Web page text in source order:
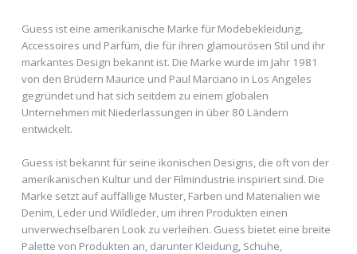
Guess ist eine amerikanische Marke für Modebekleidung,
Accessoires und Parfüm, die für ihren glamourösen Stil und ihr
markantes Design bekannt ist. Die Marke wurde im Jahr 1981
von den Brüdern Maurice und Paul Marciano in Los Angeles
gegründet und hat sich seitdem zu einem globalen
Unternehmen mit Niederlassungen in über 80 Ländern
entwickelt.
Guess ist bekannt für seine ikonischen Designs, die oft von der
amerikanischen Kultur und der Filmindustrie inspiriert sind. Die
Marke setzt auf auffällige Muster, Farben und Materialien wie
Denim, Leder und Wildleder, um ihren Produkten einen
unverwechselbaren Look zu verleihen. Guess bietet eine breite
Palette von Produkten an, darunter Kleidung, Schuhe,